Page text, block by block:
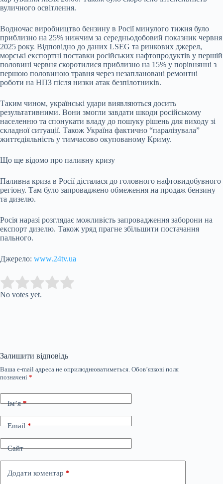
вуличного освітлення.
Водночас виробництво бензину в Росії минулого тижня було
приблизно на 25% нижчим за середньодобовий показник червня
2025 року. Відповідно до даних LSEG та ринкових джерел,
морські експортні поставки російських нафтопродуктів у першій
половині червня скоротилися приблизно на 15% у порівнянні з
першою половиною травня через незаплановані ремонтні
роботи на НПЗ після низки атак безпілотників.
Таким чином, українські удари виявляються досить
результативними. Вони змогли завдати шкоди російському
населенню та спонукати владу до пошуку рішень для виходу зі
складної ситуації. Також Україна фактично “паралізувала”
життєдіяльність у тимчасово окупованому Криму.
Що ще відомо про паливну кризу
Паливна криза в Росії дісталася до головного нафтовидобувного
регіону. Там було запроваджено обмеження на продаж бензину
та дизелю.
Росія наразі розглядає можливість запровадження заборони на
експорт дизелю. Також уряд прагне збільшити постачання
пального.
Джерело: www.24tv.ua
Rate this item:
No votes yet.
Залишити відповідь
Ваша e-mail адреса не оприлюднюватиметься. Обов’язкові поля
позначені *
Ім’я*
Email*
Сайт
Додати коментар *